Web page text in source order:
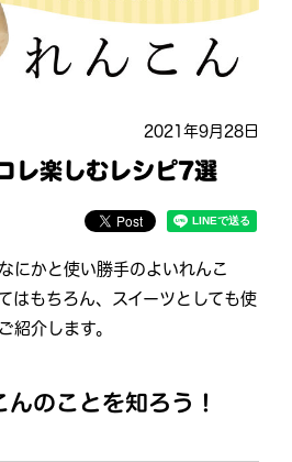
2021年9月28日
レ楽しむレシピ7選
にかと使い勝手のよいれんこ
はもちろん、スイーツとしても使
紹介します。
んのことを知ろう！